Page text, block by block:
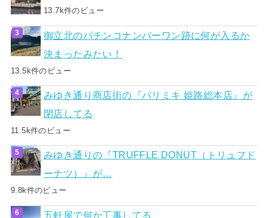
13.7k件のビュー
御立北のパチンコナンバーワン跡に何が入るか
決まったみたい！
13.5k件のビュー
みゆき通り商店街の『パリミキ 姫路総本店』が
閉店してる
11.5k件のビュー
みゆき通りの『TRUFFLE DONUT（トリュフド
ーナツ）』が…
9.8k件のビュー
五軒屋で何か工事してる